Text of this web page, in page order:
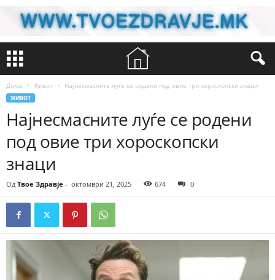
Дома Живот Најнесмасните луѓе се родени под овие три хороскопски знаци
ЖИВОТ
Најнесмасните луѓе се родени
под овие три хороскопски
знаци
Од Твое Здравје - октомври 21, 2025 674 0